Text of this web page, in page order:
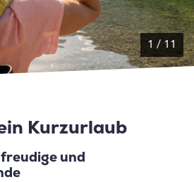
1 / 11
Kurzurlaub
und